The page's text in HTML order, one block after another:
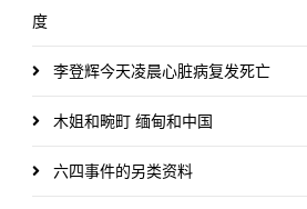
度
李登辉今天凌晨心脏病复发死亡
木姐和畹町 缅甸和中国
六四事件的另类资料